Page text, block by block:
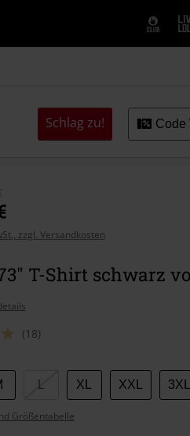
Schlag zu! Code
zzgl. Versandkosten
T-Shirt schwarz
(18)
XL XXL 3XL
Größentabelle